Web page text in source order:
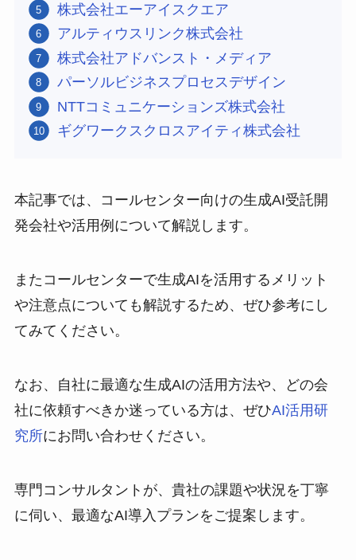
株式会社エーアイスクエア
アルティウスリンク株式会社
株式会社アドバンスト・メディア
パーソルビジネスプロセスデザイン
NTTコミュニケーションズ株式会社
ギグワークスクロスアイティ株式会社
本記事では、コールセンター向けの生成AI受託開
発会社や活用例について解説します。
またコールセンターで生成AIを活用するメリット
や注意点についても解説するため、ぜひ参考にし
てみてください。
なお、自社に最適な生成AIの活用方法や、どの会
社に依頼すべきか迷っている方は、ぜひAI活用研
究所にお問い合わせください。
専門コンサルタントが、貴社の課題や状況を丁寧
に伺い、最適なAI導入プランをご提案します。